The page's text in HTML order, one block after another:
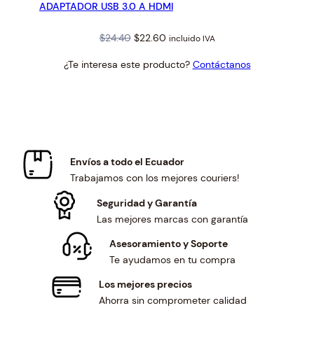
OFERTA
ADAPTADOR USB 3.0 A HDMI
$24.40 Original
was:
$22.60Current
is:
incluido IVA
¿Te interesa este producto? Contáctanos
Envíos a todo el Ecuador
Trabajamos con los mejores couriers!
Seguridad y Garantía
Las mejores marcas con garantía
Asesoramiento y Soporte
Te ayudamos en tu compra
Los mejores precios
Ahorra sin comprometer calidad